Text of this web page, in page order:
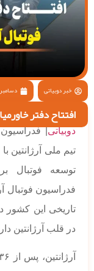
خبر دوبیاتی دسامبر 31, 2024
افتتاح دفتر
دوبیاتی| فدراسیون
تیم ملی آرژانتین
توسعه فوتبال
فدراسیون فوتبال
در قلب آرژانتین